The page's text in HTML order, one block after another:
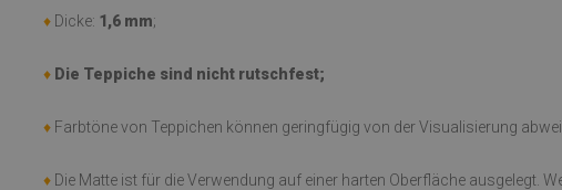
♦ Dicke: 1,6 mm;
♦ Die Teppiche sind nicht rutschfest;
♦ Farbtöne von Teppichen können geringfügig von der Visualisierung
♦ Die Matte ist für die Verwendung auf einer harten Oberfläche ausgelegt.